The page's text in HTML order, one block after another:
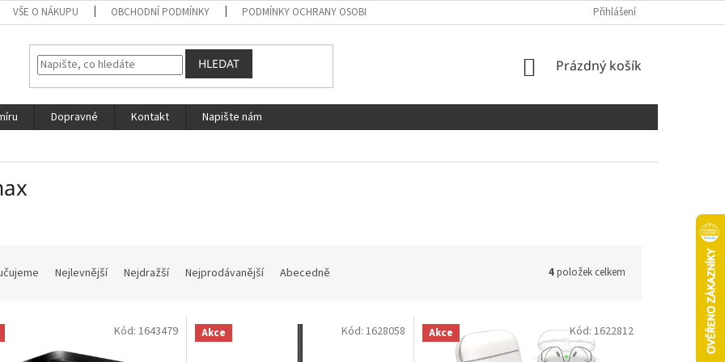
VŠE O NÁKUPU OBCHODNÍ PODMÍNKY PODMÍNKY OCHRANY OSOBNÍCH ÚDAJŮ Přihlášení
HLEDAT
NÁKUPNÍ
Prázdný košík
Dopravné Kontakt
Napište nám
Nejlevnější Nejdražší Nejprodávanější Abecedně 4položek celkem
Kód: 1643479 Akce Kód: 1628058 Akce Kód: 1622812